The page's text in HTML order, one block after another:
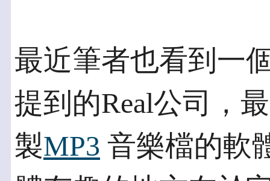
最近筆者也看到一
提到的Real公司，
製MP3 音樂檔的軟